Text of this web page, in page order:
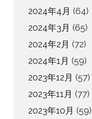
2024年4月 (64)
2024年3月 (65)
2024年2月 (72)
2024年1月 (59)
2023年12月 (57)
2023年11月 (77)
2023年10月 (59)